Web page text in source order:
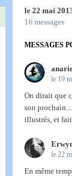
le 22 mai
16 messages
MESSAGES
le 19
On dirait que
son
illustrés, et fait
le 22
En même